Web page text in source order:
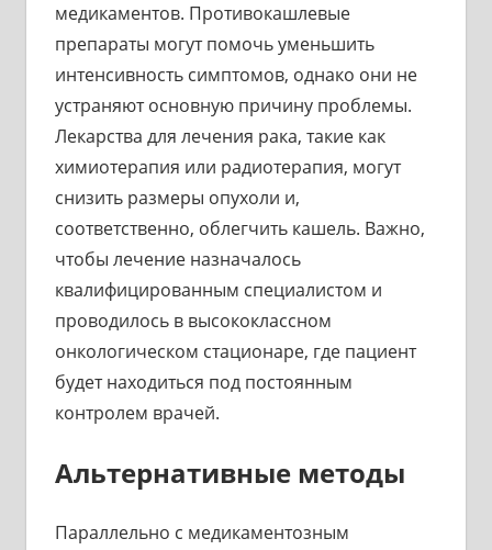
медикаментов. Противокашлевые
препараты могут помочь уменьшить
интенсивность симптомов, однако они не
устраняют основную причину проблемы.
Лекарства для лечения рака, такие как
химиотерапия или радиотерапия, могут
снизить размеры опухоли и,
соответственно, облегчить кашель. Важно,
чтобы лечение назначалось
квалифицированным специалистом и
проводилось в высококлассном
онкологическом стационаре, где пациент
будет находиться под постоянным
контролем врачей.
Альтернативные методы
Параллельно с медикаментозным